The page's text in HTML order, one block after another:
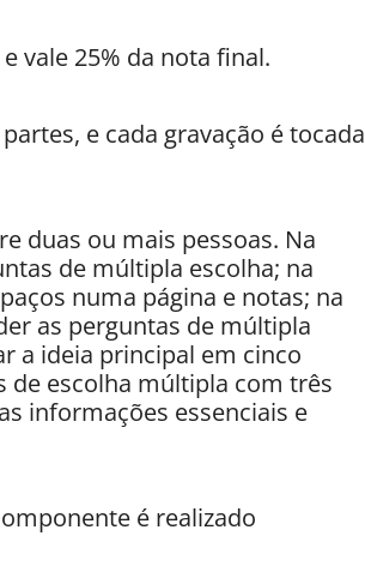
vale 25% da nota final.
e cada gravação é tocada
duas ou mais pessoas. Na
de múltipla escolha; na
numa página e notas; na
as perguntas de múltipla
a ideia principal em cinco
de escolha múltipla com três
informações essenciais e
é realizado